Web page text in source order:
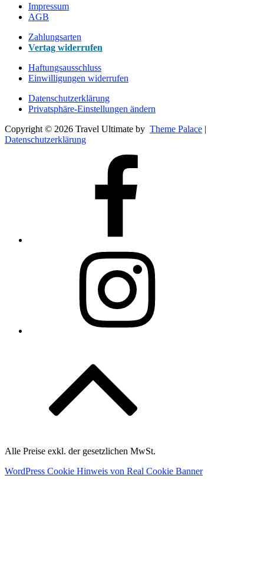
Impressum
AGB
Zahlungsarten
Vertag widerrufen
Haftungsausschluss
Einwilligungen widerrufen
Datenschutzerklärung
Privatsphäre-Einstellungen ändern
Copyright © 2026 Travel Ultimate by Theme Palace |
Datenschutzerklärung
Alle Preise exkl. der gesetzlichen MwSt.
WordPress Cookie Hinweis von Real Cookie Banner